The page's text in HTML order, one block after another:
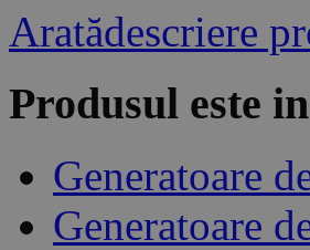
Aratădescriere
Produsul este
Generatoare
Generatoare